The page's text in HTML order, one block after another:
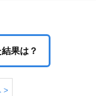
果は？
>